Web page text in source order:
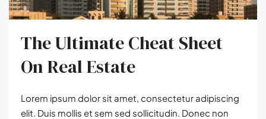
The Ultimate Cheat Sheet
On Real Estate
Lorem ipsum dolor sit amet, consectetur adipiscing
elit. Duis mollis et sem sed sollicitudin. Donec non